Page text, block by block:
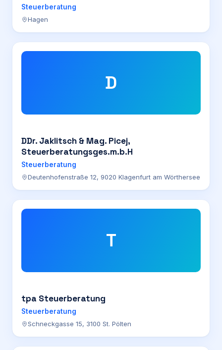
Steuerberatung
Hagen
D
DDr. Jaklitsch & Mag. Picej,
Steuerberatungsges.m.b.H
Steuerberatung
Deutenhofenstraße 12, 9020 Klagenfurt am Wörthersee
T
tpa Steuerberatung
Steuerberatung
Schneckgasse 15, 3100 St. Pölten